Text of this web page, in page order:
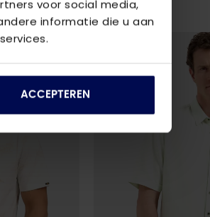
voor social media,
informatie die u aan
ACCEPTEREN